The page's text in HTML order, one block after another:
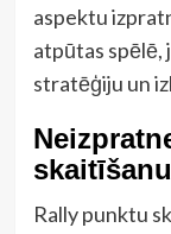
aspektu
atpūtas spēlē,
stratēģiju un
skaitīšanu
Rally punktu